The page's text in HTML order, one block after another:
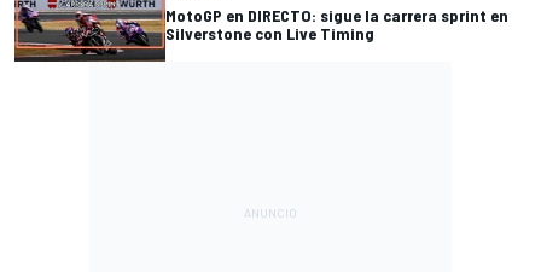
MotoGP en DIRECTO: sigue la carrera sprint en
Silverstone con Live Timing